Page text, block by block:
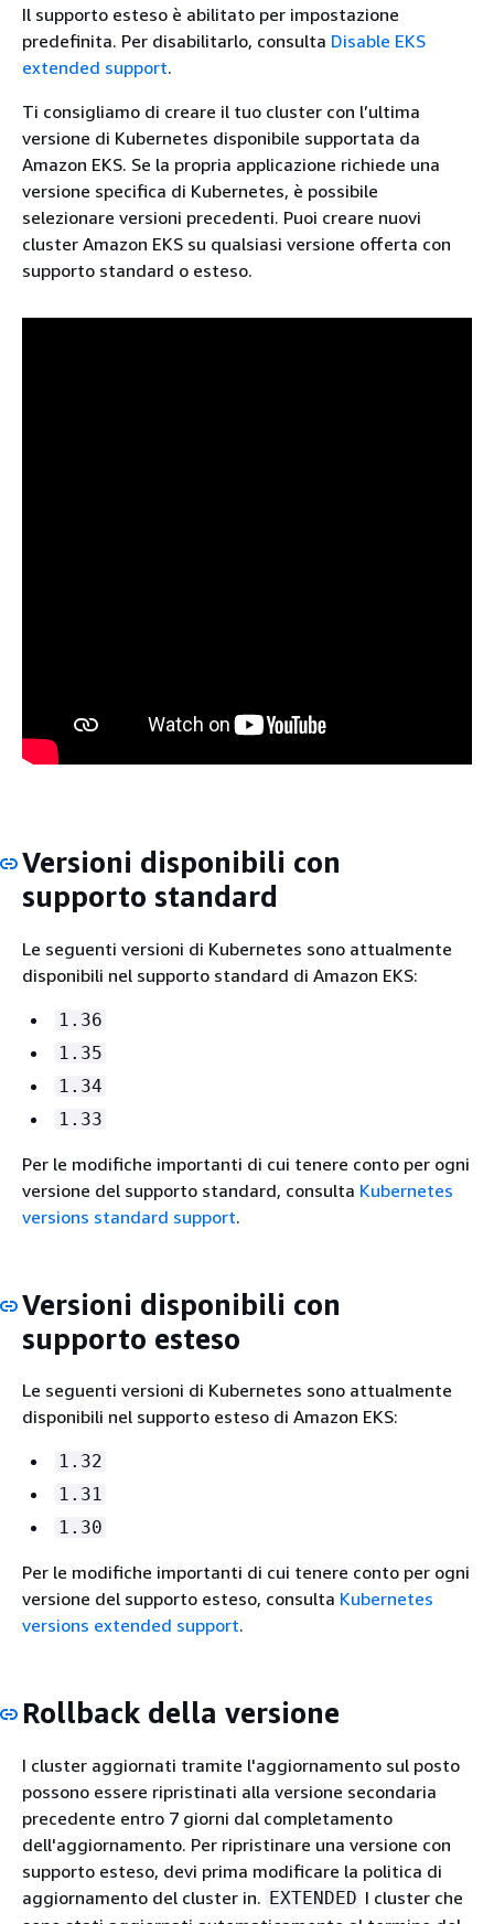
Il supporto esteso è abilitato per impostazione
predefinita. Per disabilitarlo, consulta Disable EKS
extended support.
Ti consigliamo di creare il tuo cluster con l’ultima
versione di Kubernetes disponibile supportata da
Amazon EKS. Se la propria applicazione richiede una
versione specifica di Kubernetes, è possibile
selezionare versioni precedenti. Puoi creare nuovi
cluster Amazon EKS su qualsiasi versione offerta con
supporto standard o esteso.
Versioni disponibili con
supporto standard
Le seguenti versioni di Kubernetes sono attualmente
disponibili nel supporto standard di Amazon EKS:
1.36
1.35
1.34
1.33
Per le modifiche importanti di cui tenere conto per ogni
versione del supporto standard, consulta Kubernetes
versions standard support.
Versioni disponibili con
supporto esteso
Le seguenti versioni di Kubernetes sono attualmente
disponibili nel supporto esteso di Amazon EKS:
1.32
1.31
1.30
Per le modifiche importanti di cui tenere conto per ogni
versione del supporto esteso, consulta Kubernetes
versions extended support.
Rollback della versione
I cluster aggiornati tramite l'aggiornamento sul posto
possono essere ripristinati alla versione secondaria
precedente entro 7 giorni dal completamento
dell'aggiornamento. Per ripristinare una versione con
supporto esteso, devi prima modificare la politica di
aggiornamento del cluster in. EXTENDED I cluster che